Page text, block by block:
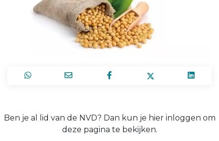
Ben je al lid van de NVD? Dan kun je hier inloggen om
deze pagina te bekijken.